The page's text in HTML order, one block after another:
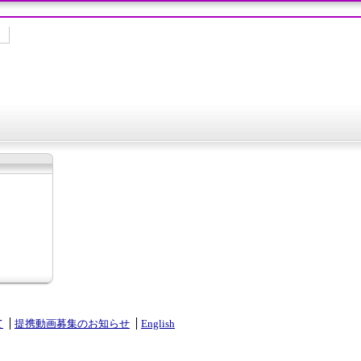
提携動画募集のお知らせ English